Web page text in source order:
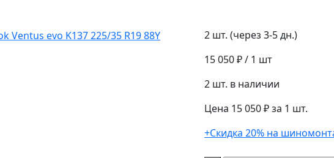
2 шт. (через 3-5 дн.)
15 050 ₽/ 1 шт
2 шт. в наличии
Цена 15 050 ₽ за 1 шт.
+Скидка 20% на